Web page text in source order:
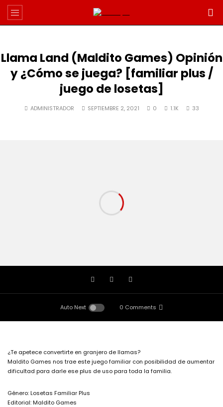
Llama Land (Maldito Games) Opinión
y ¿Cómo se juega? [familiar plus /
juego de losetas]
ADMINISTRADOR SEPTIEMBRE 2, 2021 0 1.1K 33
Auto Next 0 Comments
¿Te apetece convertirte en granjero de llamas?
Maldito Games nos trae este juego familiar con posibilidad de aumentar
dificultad para darle ese plus de uso para toda la familia.
Género: Losetas Familiar Plus
Editorial: Maldito Games